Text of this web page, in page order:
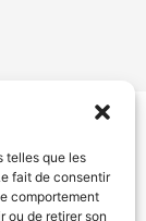
telles que les
fait de consentir
comportement
ou de retirer son